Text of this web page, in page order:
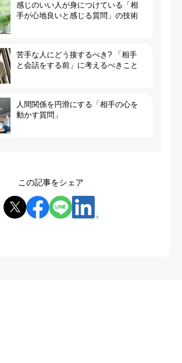
感じのいい人が身につけている「相
手が心地良いと感じる質問」の技術
苦手な人にどう接するべき? 「相手
と会話をする前」に考えるべきこと
人間関係を円滑にする「相手の心を
動かす質問」
この記事をシェア